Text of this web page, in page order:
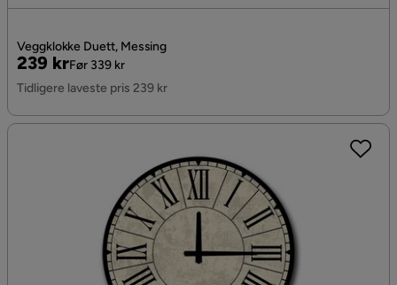
Veggklokke Duett, Messing
Pris
239 kr
Original
Pris
Før 339 kr
Tidligere laveste pris 239 kr